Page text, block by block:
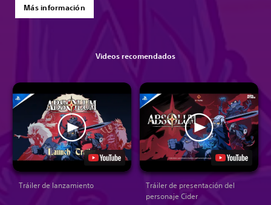
Más información
Videos recomendados
Tráiler de lanzamiento
Tráiler de presentación del
personaje Cider